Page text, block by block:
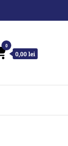
0
0,00 lei